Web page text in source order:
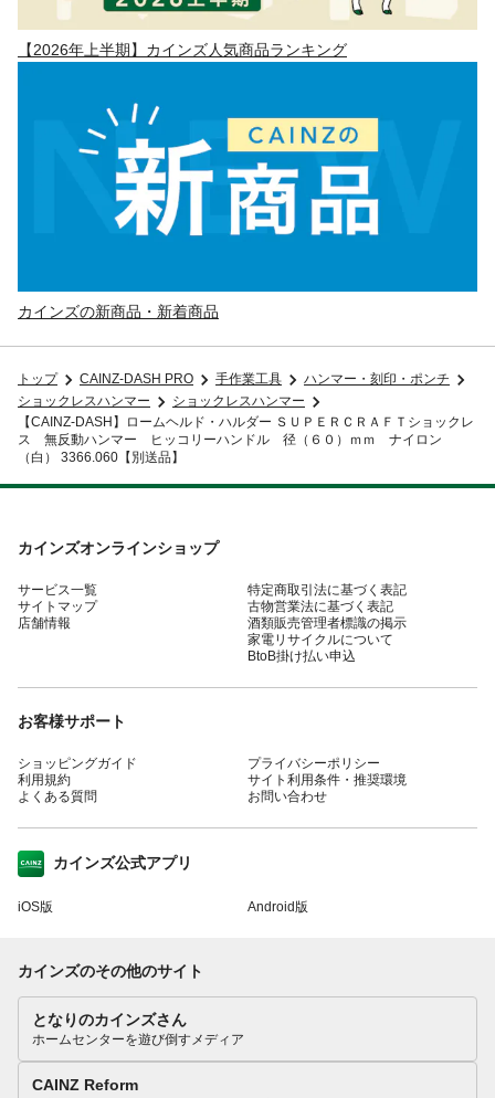
【2026年上半期】カインズ人気商品ランキング
カインズの新商品・新着商品
トップ CAINZ-DASH PRO 手作業工具
ハンマー・刻印・ポンチ
ショックレスハンマー
ショックレスハンマー
【CAINZ-DASH】ロームヘルド・ハルダー ＳＵＰＥＲＣＲＡＦＴショックレ
ス 無反動ハンマー ヒッコリーハンドル 径（６０）ｍｍ ナイロン
（白） 3366.060【別送品】
カインズオンラインショップ
サービス一覧
サイトマップ
店舗情報
特定商取引法に基づく表記
古物営業法に基づく表記
酒類販売管理者標識の掲示
家電リサイクルについて
BtoB掛け払い申込
お客様サポート
ショッピングガイド
利用規約
よくある質問
プライバシーポリシー
サイト利用条件・推奨環境
お問い合わせ
カインズ公式アプリ
iOS版 Android版
カインズのその他のサイト
となりのカインズさん
ホームセンターを遊び倒すメディア
CAINZ Reform